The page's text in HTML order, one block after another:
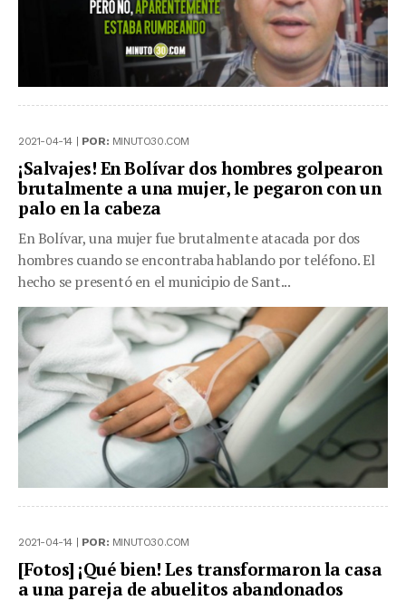
2021-04-14 | POR: MINUTO30.COM
¡Salvajes! En Bolívar dos hombres golpearon
brutalmente a una mujer, le pegaron con un
palo en la cabeza
En Bolívar, una mujer fue brutalmente atacada por dos
hombres cuando se encontraba hablando por teléfono. El
hecho se presentó en el municipio de Sant...
2021-04-14 | POR: MINUTO30.COM
[Fotos] ¡Qué bien! Les transformaron la casa
a una pareja de abuelitos abandonados